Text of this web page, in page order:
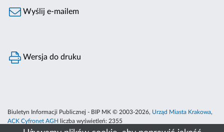
Wyślij e-mailem
Wersja do druku
Biuletyn Informacji Publicznej - BIP MK © 2003-2026, Urząd Miasta Krakowa,
ACK Cyfronet AGH
liczba wyświetleń: 2355